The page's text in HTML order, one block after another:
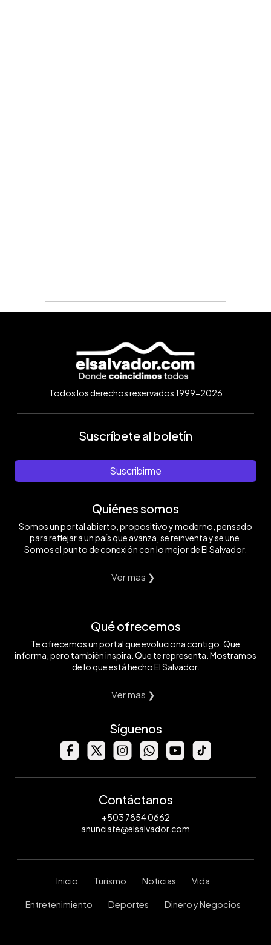
Todos los derechos reservados 1999-2026
Suscríbete al boletín
Suscribirme
Quiénes somos
Somos un portal abierto, propositivo y moderno, pensado
para reflejar a un país que avanza, se reinventa y se une.
Somos el punto de conexión con lo mejor de El Salvador.
Ver mas ❯
Qué ofrecemos
Te ofrecemos un portal que evoluciona contigo. Que
informa, pero también inspira. Que te representa. Mostramos
de lo que está hecho El Salvador.
Ver mas ❯
Síguenos
Contáctanos
+503 7854 0662
anunciate@elsalvador.com
Inicio Turismo Noticias Vida
Entretenimiento Deportes Dinero y Negocios